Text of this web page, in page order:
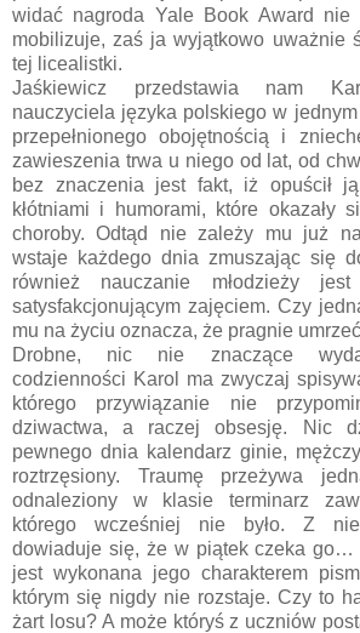
widać nagroda Yale Book Award nie
mobilizuje, zaś ja wyjątkowo uważnie
tej licealistki.
Jaśkiewicz przedstawia nam
nauczyciela języka polskiego w jednym
przepełnionego obojętnością i
zawieszenia trwa u niego od lat, od
bez znaczenia jest fakt, iż opuścił
kłótniami i humorami, które okazały
choroby. Odtąd nie zależy mu już
wstaje każdego dnia zmuszając się
również nauczanie młodzieży
satysfakcjonującym zajęciem. Czy
mu na życiu oznacza, że pragnie
Drobne, nic nie znaczące
codzienności Karol ma zwyczaj
którego przywiązanie nie
dziwactwa, a raczej obsesję. Nic
pewnego dnia kalendarz ginie,
roztrzęsiony. Traumę przeżywa
odnaleziony w klasie terminarz
którego wcześniej nie było. Z
dowiaduje się, że w piątek czeka go…
jest wykonana jego charakterem
którym się nigdy nie rozstaje. Czy to
żart losu? A może któryś z uczniów